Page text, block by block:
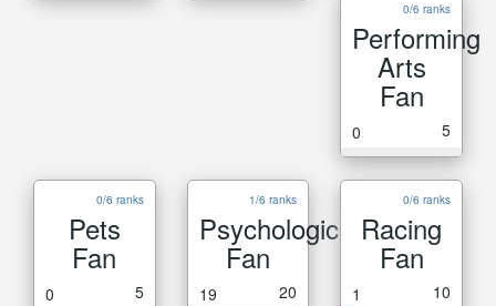
0/6 ranks
Performing
Arts
Fan
0 5
0/6 ranks
Pets
Fan
0 5
1/6 ranks
Psychological
Fan
19 20
0/6 ranks
Racing
Fan
1 10